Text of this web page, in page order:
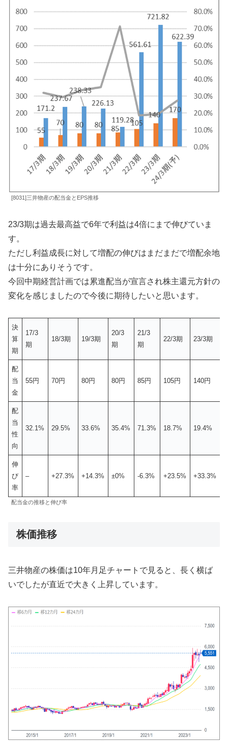
[8031]三井物産の配当金とEPS推移
23/3期は過去最高益で6年で利益は4倍にまで伸びていま
す。
ただし利益成長に対して増配の伸びはまだまだで増配余地
は十分にありそうです。
今回中期経営計画では累進配当が宣言され株主還元方針の
変化を感じましたので今後に期待したいと思います。
決
算
期
17/3
期
18/3期 19/3期
20/3
期
21/3
期
22/3期 23/3期
配
当
金
55円 70円 80円 80円 85円 105円 140円
配
当
性
向
32.1% 29.5% 33.6% 35.4% 71.3% 18.7% 19.4%
伸
び
率
– +27.3% +14.3% ±0% -6.3% +23.5% +33.3%
配当金の推移と伸び率
株価推移
三井物産の株価は10年月足チャートで見ると、長く横ば
いでしたが直近で大きく上昇しています。